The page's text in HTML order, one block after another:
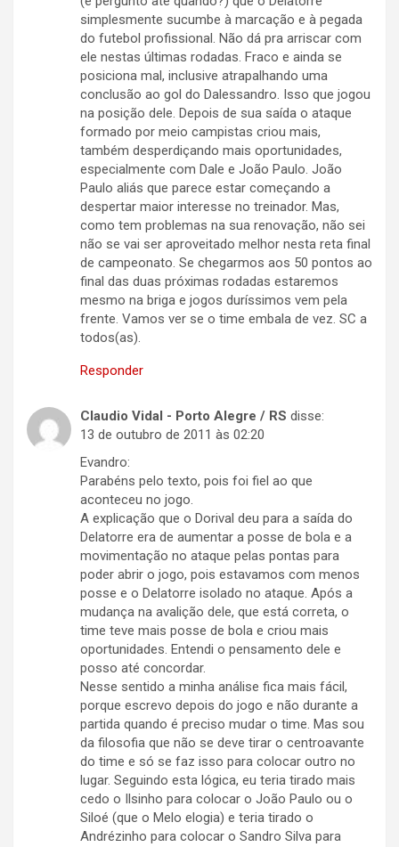
simplesmente sucumbe à marcação e à pegada
do futebol profissional. Não dá pra arriscar com
ele nestas últimas rodadas. Fraco e ainda se
posiciona mal, inclusive atrapalhando uma
conclusão ao gol do Dalessandro. Isso que jogou
na posição dele. Depois de sua saída o ataque
formado por meio campistas criou mais,
também desperdiçando mais oportunidades,
especialmente com Dale e João Paulo. João
Paulo aliás que parece estar começando a
despertar maior interesse no treinador. Mas,
como tem problemas na sua renovação, não sei
não se vai ser aproveitado melhor nesta reta final
de campeonato. Se chegarmos aos 50 pontos ao
final das duas próximas rodadas estaremos
mesmo na briga e jogos duríssimos vem pela
frente. Vamos ver se o time embala de vez. SC a
todos(as).
Responder
Claudio Vidal - Porto Alegre / RS disse:
13 de outubro de 2011 às 02:20
Evandro:
Parabéns pelo texto, pois foi fiel ao que
aconteceu no jogo.
A explicação que o Dorival deu para a saída do
Delatorre era de aumentar a posse de bola e a
movimentação no ataque pelas pontas para
poder abrir o jogo, pois estavamos com menos
posse e o Delatorre isolado no ataque. Após a
mudança na avalição dele, que está correta, o
time teve mais posse de bola e criou mais
oportunidades. Entendi o pensamento dele e
posso até concordar.
Nesse sentido a minha análise fica mais fácil,
porque escrevo depois do jogo e não durante a
partida quando é preciso mudar o time. Mas sou
da filosofia que não se deve tirar o centroavante
do time e só se faz isso para colocar outro no
lugar. Seguindo esta lógica, eu teria tirado mais
cedo o Ilsinho para colocar o João Paulo ou o
Siloé (que o Melo elogia) e teria tirado o
Andrézinho para colocar o Sandro Silva para